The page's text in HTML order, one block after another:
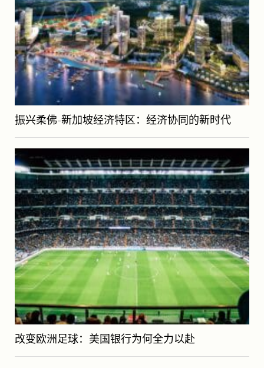
振兴柔佛-新加坡经济特区：经济协同的新时代
改变欧洲足球：美国银行为何全力以赴